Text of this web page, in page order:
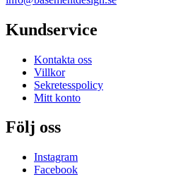
Kundservice
Kontakta oss
Villkor
Sekretesspolicy
Mitt konto
Följ oss
Instagram
Facebook